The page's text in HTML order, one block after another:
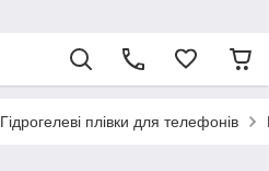
Гідрогелеві плівки для телефонів